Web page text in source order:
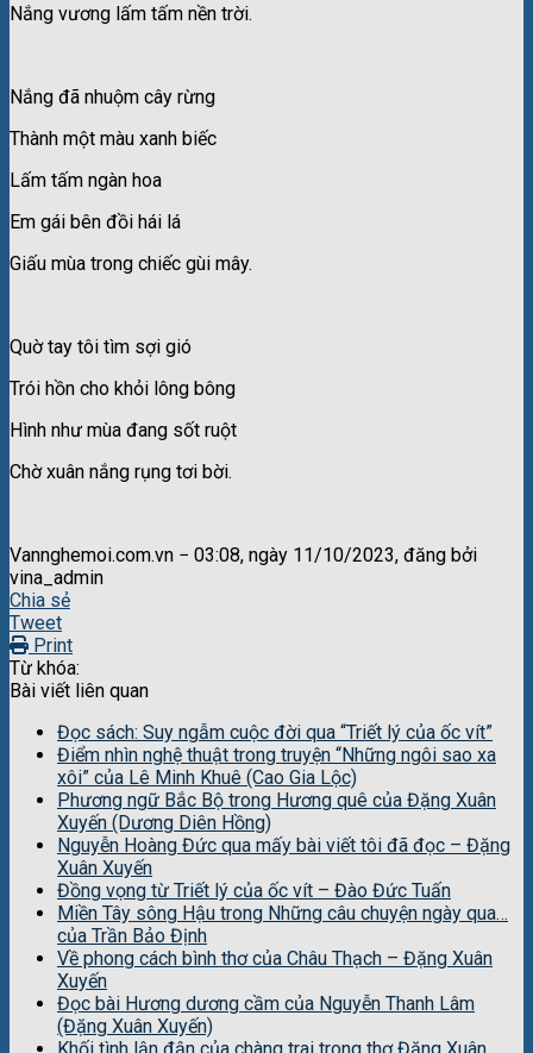
Nắng vương lấm tấm nền trời.
Nắng đã nhuộm cây rừng
Thành một màu xanh biếc
Lấm tấm ngàn hoa
Em gái bên đồi hái lá
Giấu mùa trong chiếc gùi mây.
Quờ tay tôi tìm sợi gió
Trói hồn cho khỏi lông bông
Hình như mùa đang sốt ruột
Chờ xuân nắng rụng tơi bời.
Vannghemoi.com.vn − 03:08, ngày 11/10/2023, đăng bởi
vina_admin
Chia sẻ
Tweet
Print
Từ khóa:
Bài viết liên quan
Đọc sách: Suy ngẫm cuộc đời qua “Triết lý của ốc vít”
Điểm nhìn nghệ thuật trong truyện “Những ngôi sao xa
xôi” của Lê Minh Khuê (Cao Gia Lộc)
Phương ngữ Bắc Bộ trong Hương quê của Đặng Xuân
Xuyến (Dương Diên Hồng)
Nguyễn Hoàng Đức qua mấy bài viết tôi đã đọc – Đặng
Xuân Xuyến
Đồng vọng từ Triết lý của ốc vít – Đào Đức Tuấn
Miền Tây sông Hậu trong Những câu chuyện ngày qua…
của Trần Bảo Định
Về phong cách bình thơ của Châu Thạch – Đặng Xuân
Xuyến
Đọc bài Hương dương cầm của Nguyễn Thanh Lâm
(Đặng Xuân Xuyến)